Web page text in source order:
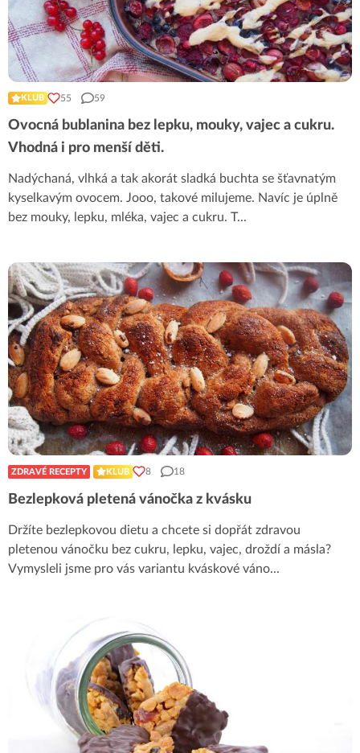
KLUB 55 59
Ovocná bublanina bez lepku, mouky, vajec a cukru.
Vhodná i pro menší děti.
Nadýchaná, vlhká a tak akorát sladká buchta se šťavnatým
kyselkavým ovocem. Jooo, takové milujeme. Navíc je úplně
bez mouky, lepku, mléka, vajec a cukru. T...
ZDRAVÉ RECEPTY KLUB 8 18
Bezlepková pletená vánočka z kvásku
Držíte bezlepkovou dietu a chcete si dopřát zdravou
pletenou vánočku bez cukru, lepku, vajec, droždí a másla?
Vymysleli jsme pro vás variantu kváskové váno...